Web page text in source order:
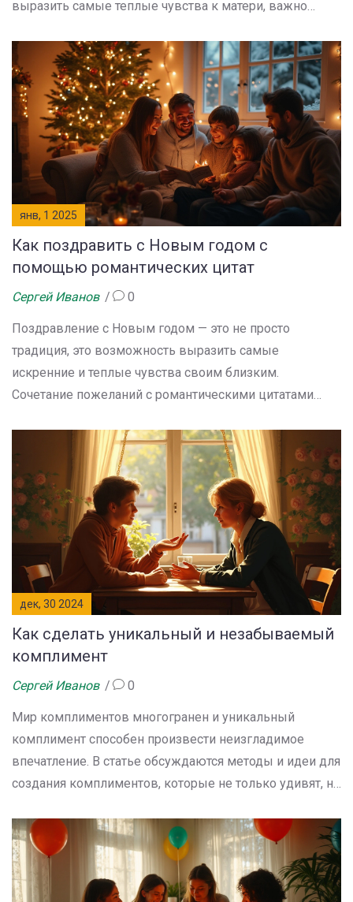
выразить самые теплые чувства к матери, важно
статье обсуждаются уникальные способы, как сделать
день рождения мамы незабываемым, примеры
искренних поздравлений и креативные идеи для
подарков. Вдохновение и полезные советы помогут
воплотить все идеи в жизнь, чтобы этот день оставил
самые приятные воспоминания.
янв, 1 2025
Как поздравить с Новым годом с
помощью романтических цитат
Сергей Иванов 0
Поздравление с Новым годом — это не просто
традиция, это возможность выразить самые
искренние и теплые чувства своим близким.
Сочетание пожеланий с романтическими цитатами
момент по-настоящему запоминающимся. В статье вы
узнаете, как правильно подбирать цитаты для
поздравлений, какие слова лучше использовать для
создания праздничного настроения и как переплетать
их с личными пожеланиями, чтобы оставить
неизгладимое впечатление.
дек, 30 2024
Как сделать уникальный и незабываемый
комплимент
Сергей Иванов 0
Мир комплиментов многогранен и уникальный
комплимент способен произвести неизгладимое
впечатление. В статье обсуждаются методы и идеи для
создания комплиментов, которые не только удивят, но
аспекты, такие как искренность и понимание личности,
а также приводятся примеры комплиментов, которые
подчеркнут индивидуальные качества человека.
Учитесь выражать свои чувства так, чтобы это звучало